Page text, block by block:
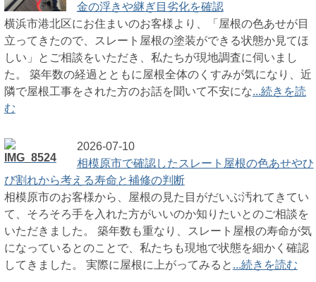
金の浮きや継ぎ目劣化を確認
横浜市港北区にお住まいのお客様より、「屋根の色あせが目
立ってきたので、スレート屋根の塗装ができる状態か見てほ
しい」とご相談をいただき、私たちが現地調査に伺いまし
た。 築年数の経過とともに屋根全体のくすみが気になり、近
隣で屋根工事をされた方のお話を聞いて不安にな...続きを読
む
2026-07-10
相模原市で確認したスレート屋根の色あせやひ
び割れから考える寿命と補修の判断
相模原市のお客様から、屋根の見た目がだいぶ汚れてきてい
て、そろそろ手を入れた方がいいのか知りたいとのご相談を
いただきました。 築年数も重なり、スレート屋根の寿命が気
になっているとのことで、私たちも現地で状態を細かく確認
してきました。 実際に屋根に上がってみると ...続きを読む